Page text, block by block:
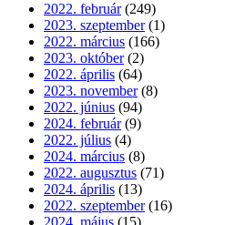
2022. február (249)
2023. szeptember (1)
2022. március (166)
2023. október (2)
2022. április (64)
2023. november (8)
2022. június (94)
2024. február (9)
2022. július (4)
2024. március (8)
2022. augusztus (71)
2024. április (13)
2022. szeptember (16)